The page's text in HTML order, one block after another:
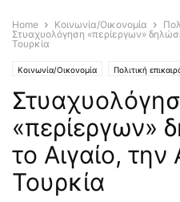
Home Κοινωνία/Οικονομία
Στυαχυολόγηση «περίεργων»
Τουρκία
Κοινωνία/Οικονομία Πολιτική
«περίεργων»
το Αιγαίο,
Τουρκία